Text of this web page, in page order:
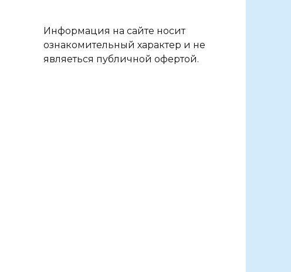
Информация на сайте носит
ознакомительный характер и не
являеться публичной офертой.